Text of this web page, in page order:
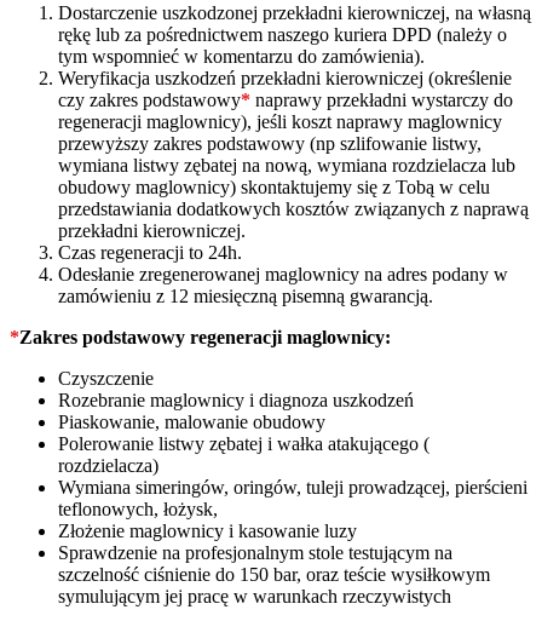
Dostarczenie uszkodzonej przekładni kierowniczej, na własną
rękę lub za pośrednictwem naszego kuriera DPD (należy o
tym wspomnieć w komentarzu do zamówienia).
Weryfikacja uszkodzeń przekładni kierowniczej (określenie
czy zakres podstawowy* naprawy przekładni wystarczy do
regeneracji maglownicy), jeśli koszt naprawy maglownicy
przewyższy zakres podstawowy (np szlifowanie listwy,
wymiana listwy zębatej na nową, wymiana rozdzielacza lub
obudowy maglownicy) skontaktujemy się z Tobą w celu
przedstawiania dodatkowych kosztów związanych z naprawą
przekładni kierowniczej.
Czas regeneracji to 24h.
Odesłanie zregenerowanej maglownicy na adres podany w
zamówieniu z 12 miesięczną pisemną gwarancją.
*Zakres podstawowy regeneracji maglownicy:
Czyszczenie
Rozebranie maglownicy i diagnoza uszkodzeń
Piaskowanie, malowanie obudowy
Polerowanie listwy zębatej i wałka atakującego (
rozdzielacza)
Wymiana simeringów, oringów, tuleji prowadzącej, pierścieni
teflonowych, łożysk,
Złożenie maglownicy i kasowanie luzy
Sprawdzenie na profesjonalnym stole testującym na
szczelność ciśnienie do 150 bar, oraz teście wysiłkowym
symulującym jej pracę w warunkach rzeczywistych